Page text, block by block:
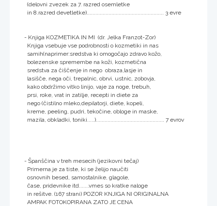
(delovni zvezek za 7. razred osemletke
in 8.razred devetletke)..................................................... 3 evre
- Knjiga KOZMETIKA IN MI (dr. Jelka Franzot-Zor)
Knjiga vsebuje vse podrobnosti o kozmetiki in nas
samih(naprimer:sredstva ki omogočajo zdravo kožo,
bolezenske spremembe na koži, kozmetična
sredstva za čiščenje in nego obraza,lasje in
lasišče, nega oči, trepalnic, obrvi, ustnic, zobovja,
kako obdržimo vitko linijo, vaje za noge, trebuh,
prsi, roke, vrat in zatilje, recepti in diete za
nego (čistilno mleko,depilatorji, diete, kopeli,
kreme, peeling, pudri, tekočine, obloge in maske,
mazila, obkladki, toniki.....)............................................... 7 evrov
- Španščina v treh mesecih (jezikovni tečaj)
Primerna je za tiste, ki se želijo naučiti
osnovnih besed, samostalnike, glagole,
čase, pridevnike itd.......vmes so kratke naloge
in rešitve. (167 strani) POZOR KNJIGA NI ORIGINALNA
AMPAK FOTOKOPIRANA ZATO JE CENA